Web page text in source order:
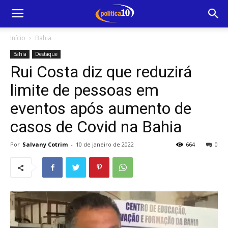
Início Bahia
Bahia Destaque
Rui Costa diz que reduzirá
limite de pessoas em
eventos após aumento de
casos de Covid na Bahia
Por Salvany Cotrim - 10 de janeiro de 2022 0
664